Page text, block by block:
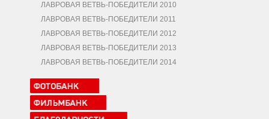
ЛАВРОВАЯ ВЕТВЬ-ПОБЕДИТЕЛИ 2010
ЛАВРОВАЯ ВЕТВЬ-ПОБЕДИТЕЛИ 2011
ЛАВРОВАЯ ВЕТВЬ-ПОБЕДИТЕЛИ 2012
ЛАВРОВАЯ ВЕТВЬ-ПОБЕДИТЕЛИ 2013
ЛАВРОВАЯ ВЕТВЬ-ПОБЕДИТЕЛИ 2014